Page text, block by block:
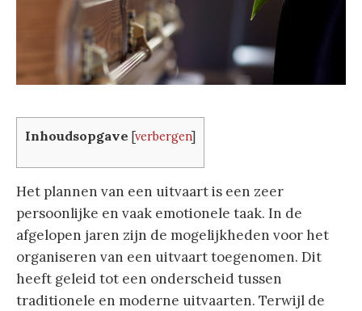
Inhoudsopgave [verbergen]
Het plannen van een uitvaart is een zeer
persoonlijke en vaak emotionele taak. In de
afgelopen jaren zijn de mogelijkheden voor het
organiseren van een uitvaart toegenomen. Dit
heeft geleid tot een onderscheid tussen
traditionele en moderne uitvaarten. Terwijl de